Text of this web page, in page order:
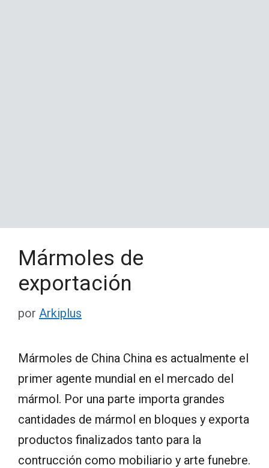
Mármoles de
exportación
por Arkiplus
Mármoles de China China es actualmente el
primer agente mundial en el mercado del
mármol. Por una parte importa grandes
cantidades de mármol en bloques y exporta
productos finalizados tanto para la
contrucción como mobiliario y arte funebre.